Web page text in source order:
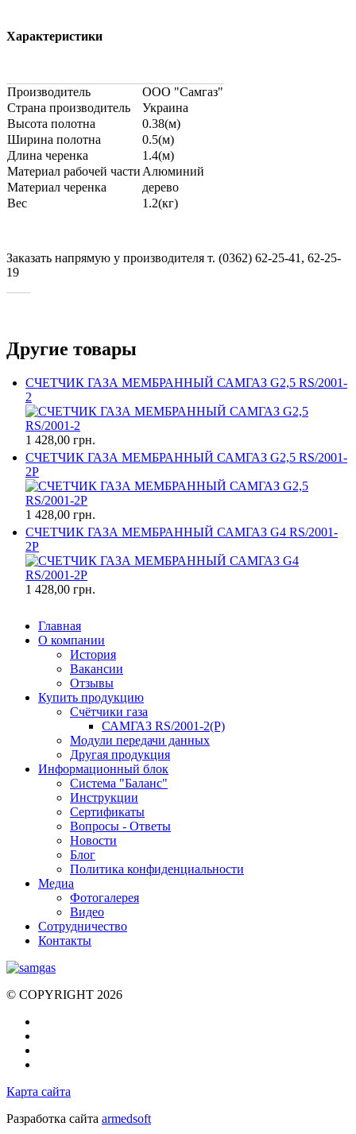
Характеристики
Производитель
ООО "Самгаз"
Страна производитель
Украина
Высота полотна
0.38(м)
Ширина полотна
0.5(м)
Длина черенка
1.4(м)
Материал рабочей части Алюминий
Материал черенка
дерево
Вес
1.2(кг)
Заказать напрямую у производителя т. (0362) 62-25-41, 62-25-
19
Другие товары
СЧЕТЧИК ГАЗА МЕМБРАННЫЙ САМГАЗ G2,5 RS/2001-
2
1 428,00 грн.
СЧЕТЧИК ГАЗА МЕМБРАННЫЙ САМГАЗ G2,5 RS/2001-
2P
1 428,00 грн.
СЧЕТЧИК ГАЗА МЕМБРАННЫЙ САМГАЗ G4 RS/2001-
2P
1 428,00 грн.
Главная
О компании
История
Вакансии
Отзывы
Купить продукцию
Счётчики газа
САМГАЗ RS/2001-2(Р)
Модули передачи данных
Другая продукция
Информационный блок
Система "Баланс"
Инструкции
Cертификаты
Вопросы - Ответы
Новости
Блог
Политика конфиденциальности
Медиа
Фотогалерея
Видео
Сотрудничество
Контакты
© COPYRIGHT 2026
Карта сайта
Разработка сайта armedsoft